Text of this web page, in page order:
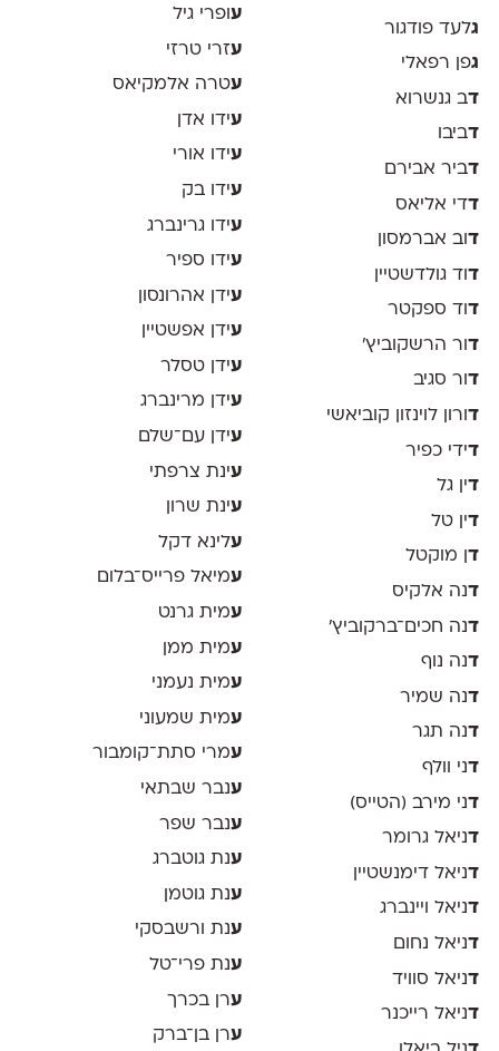
גלעד פודגור
גפן רפאלי
דב גנשרוא
דביבו
דביר אבירם
דדי אליאס
דוב אברמסון
דוד גולדשטיין
דוד ספקטר
דור הרשקוביץ׳
דור סגיב
דורון לוינזון קוביאשי
דידי כפיר
דין גל
דין טל
דן מוקטל
דנה אלקיס
דנה חכים־ברקוביץ׳
דנה נוף
דנה שמיר
דנה תגר
דני וולף
דני מירב (הטייס)
דניאל גרומר
דניאל דימנשטיין
דניאל ויינברג
דניאל נחום
דניאל סוויד
דניאל רייכנר
ע ופרי גיל
עזרי טרזי
עטרה אלמקיאס
עידו אדן
עידו אורי
עידו בק
עידו גרינברג
עידו ספיר
עידן אהרונסון
עידן אפשטיין
עידן טסלר
עידן מרינברג
עידן עם־שלם
עינת צרפתי
עינת שרון
עלינא דקל
עמיאל פרייס־בלום
עמית גרנט
עמית ממן
עמית נעמני
עמית שמעוני
עמרי סתת־קומבור
ענבר שבתאי
ענבר שפר
ענת גוטברג
ענת גוטמן
ענת ורשבסקי
ענת פרי־טל
ערן בכרך
ערן בן־ברק